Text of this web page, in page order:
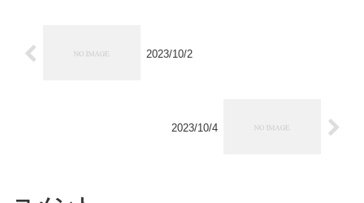
2023/10/2
2023/10/4